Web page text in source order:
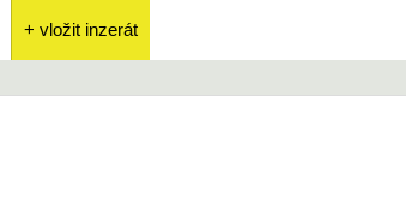
+ vložit inzerát